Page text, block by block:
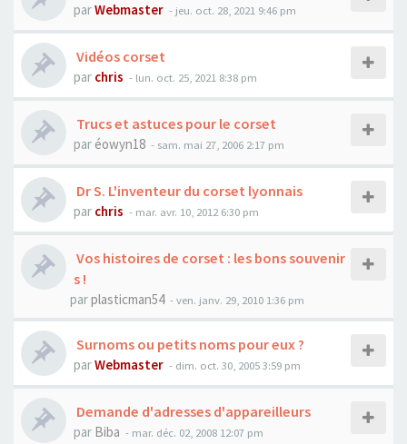
parWebmaster - jeu. oct. 28, 2021 9:46 pm
Vidéos corset
par chris - lun. oct. 25, 2021 8:38 pm
Trucs et astuces pour le corset
par éowyn18 - sam. mai 27, 2006 2:17 pm
Dr S. L'inventeur du corset lyonnais
par chris - mar. avr. 10, 2012 6:30 pm
Vos histoires de corset : les bons souvenir
s !
parplasticman54 - ven. janv. 29, 2010 1:36 pm
Surnoms ou petits noms pour eux ?
parWebmaster - dim. oct. 30, 2005 3:59 pm
Demande d'adresses d'appareilleurs
par Biba - mar. déc. 02, 2008 12:07 pm